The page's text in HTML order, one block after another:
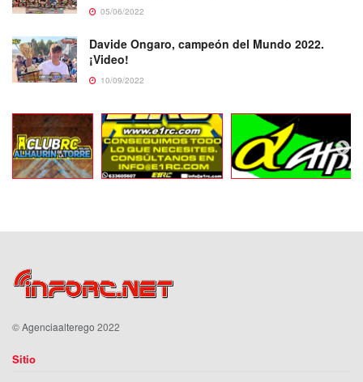
05/06/2022
Davide Ongaro, campeón del Mundo 2022.
¡Video!
10/09/2022
©Agenciaalterego 2022
Sitio